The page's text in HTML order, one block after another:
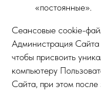
«постоянные».
Сеансовые cookie-
Администрация
чтобы присвоить
компьютеру
Сайта, при этом